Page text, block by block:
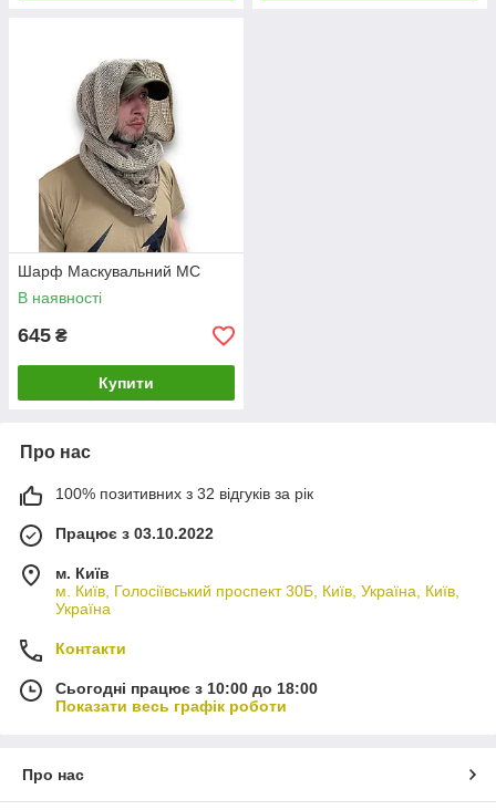
Шарф Маскувальний МС
В наявності
645 ₴
Купити
Про нас
100% позитивних з 32 відгуків за рік
Працює з 03.10.2022
м. Київ
м. Київ, Голосіївський проспект 30Б, Київ, Україна, Київ,
Україна
Контакти
Сьогодні працює з 10:00 до 18:00
Показати весь графік роботи
Про нас